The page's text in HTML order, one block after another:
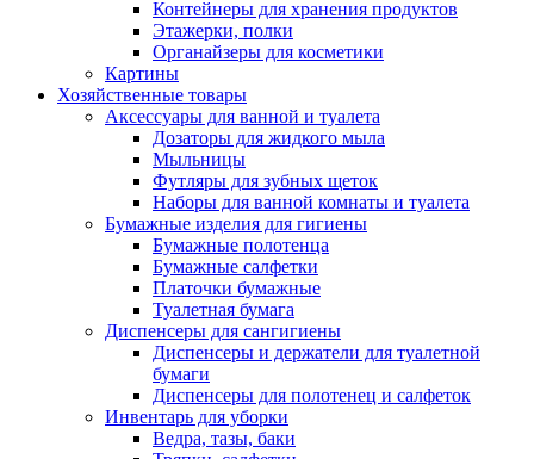
Контейнеры для хранения продуктов
Этажерки, полки
Органайзеры для косметики
Картины
Хозяйственные товары
Аксессуары для ванной и туалета
Дозаторы для жидкого мыла
Мыльницы
Футляры для зубных щеток
Наборы для ванной комнаты и туалета
Бумажные изделия для гигиены
Бумажные полотенца
Бумажные салфетки
Платочки бумажные
Туалетная бумага
Диспенсеры для сангигиены
Диспенсеры и держатели для туалетной
бумаги
Диспенсеры для полотенец и салфеток
Инвентарь для уборки
Ведра, тазы, баки